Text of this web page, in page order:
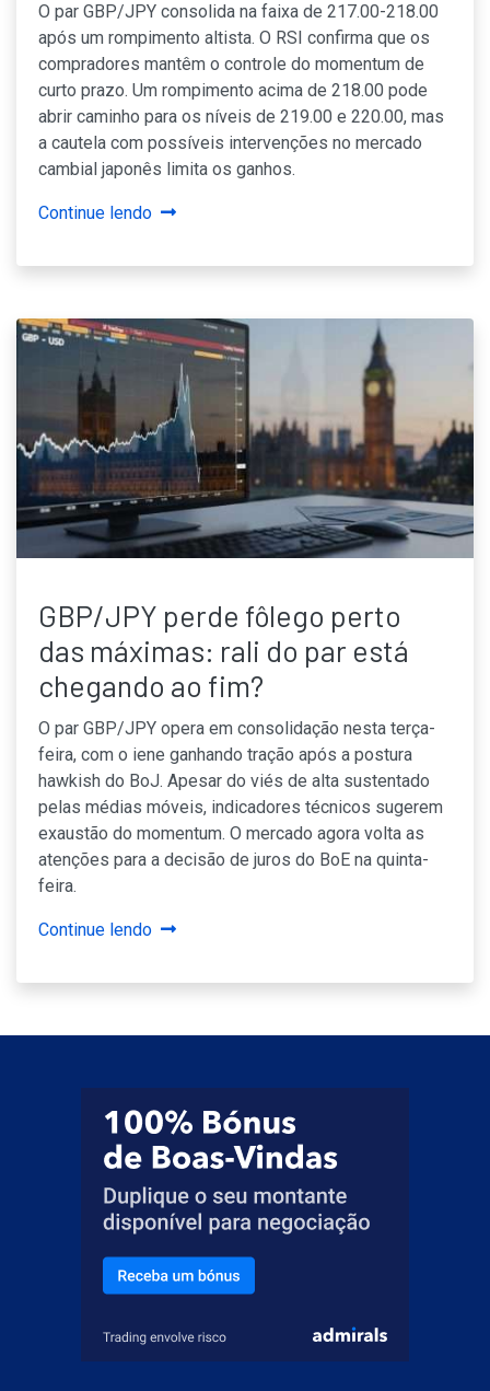
O par GBP/JPY consolida na faixa de 217.00-218.00
após um rompimento altista. O RSI confirma que os
compradores mantêm o controle do momentum de
curto prazo. Um rompimento acima de 218.00 pode
abrir caminho para os níveis de 219.00 e 220.00, mas
a cautela com possíveis intervenções no mercado
cambial japonês limita os ganhos.
Continue lendo
GBP/JPY perde fôlego perto
das máximas: rali do par está
chegando ao fim?
O par GBP/JPY opera em consolidação nesta terça-
feira, com o iene ganhando tração após a postura
hawkish do BoJ. Apesar do viés de alta sustentado
pelas médias móveis, indicadores técnicos sugerem
exaustão do momentum. O mercado agora volta as
atenções para a decisão de juros do BoE na quinta-
feira.
Continue lendo